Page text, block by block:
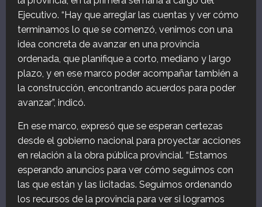
Ejecutivo. “Hay que arreglar las cuentas y ver cómo
terminamos lo que se comenzó, venimos con una
idea concreta de avanzar en una provincia
ordenada, que planifique a corto, mediano y largo
plazo, y en ese marco poder acompañar también a
la construcción, encontrando acuerdos para poder
avanzar”, indicó.
En ese marco, expresó que se esperan certezas
desde el gobierno nacional para proyectar acciones
en relación a la obra pública provincial. “Estamos
esperando anuncios para ver cómo seguimos con
las que están y las licitadas. Seguimos ordenando
los recursos de la provincia para ver si logramos